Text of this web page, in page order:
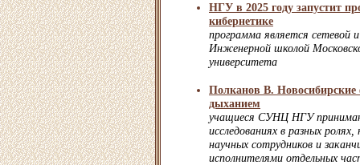
НГУ в 2025 году запустит
кибернетике
программа является сетевой
Инженерной школой
университета
Полканов В. Новосибирские
дыханием
учащиеся СУНЦ НГУ
исследованиях в разных
научных сотрудников и
исполнителями отдельных